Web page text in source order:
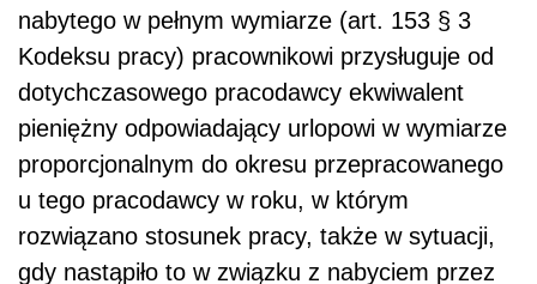
nabytego w pełnym wymiarze (art. 153 § 3
Kodeksu pracy) pracownikowi przysługuje od
dotychczasowego pracodawcy ekwiwalent
pieniężny odpowiadający urlopowi w wymiarze
proporcjonalnym do okresu przepracowanego
u tego pracodawcy w roku, w którym
rozwiązano stosunek pracy, także w sytuacji,
gdy nastąpiło to w związku z nabyciem przez